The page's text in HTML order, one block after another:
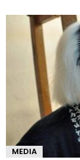
MEDIA